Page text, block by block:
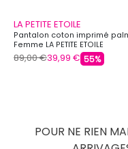
LA PETITE ETOILE
Pantalon coton imprimé
Femme LA PETITE ETOILE
89,00 €39,99 € 55%
POUR NE RIEN